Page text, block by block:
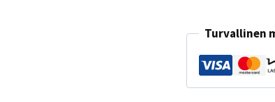
Turvallinen